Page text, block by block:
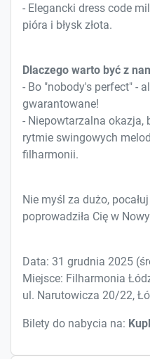
- Elegancki dress code
pióra i błysk złota.
Dlaczego warto być z
- Bo "nobody's perfect" -
gwarantowane!
- Niepowtarzalna okazja,
rytmie swingowych
filharmonii.
Nie myśl za dużo,
poprowadziła Cię w
Data: 31 grudnia 2025
Miejsce: Filharmonia
ul. Narutowicza 20/22,
Bilety do nabycia na: